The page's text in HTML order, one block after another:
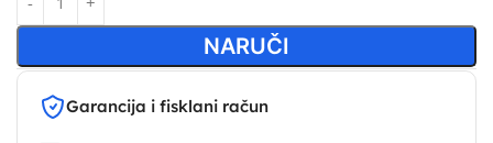
NARUČI
Garancija i fisklani račun